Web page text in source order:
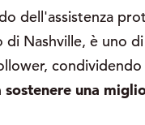
dell'assistenza
di Nashville, è uno
una